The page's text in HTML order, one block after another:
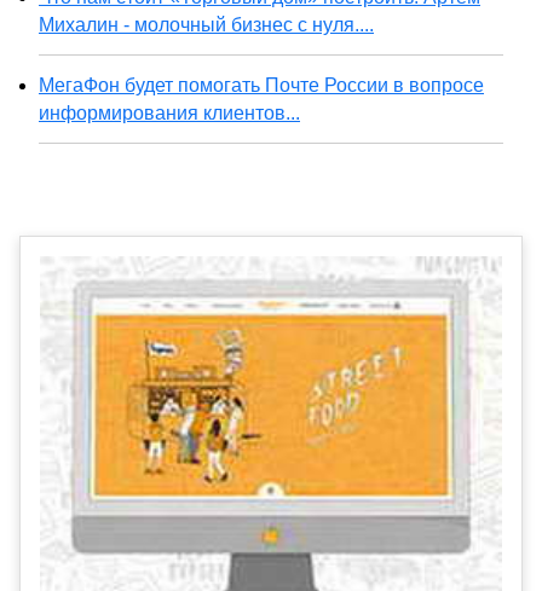
Михалин - молочный бизнес с нуля....
МегаФон будет помогать Почте России в вопросе
информирования клиентов...